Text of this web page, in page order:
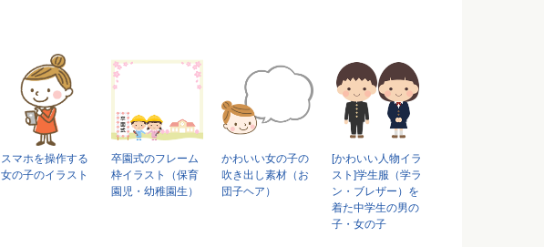
スマホを操作する
女の子のイラスト
卒園式のフレーム
枠イラスト（保育
園児・幼稚園生）
かわいい女の子の
吹き出し素材（お
団子ヘア）
[かわいい人物イラ
スト]学生服（学ラ
ン・ブレザー）を
着た中学生の男の
子・女の子